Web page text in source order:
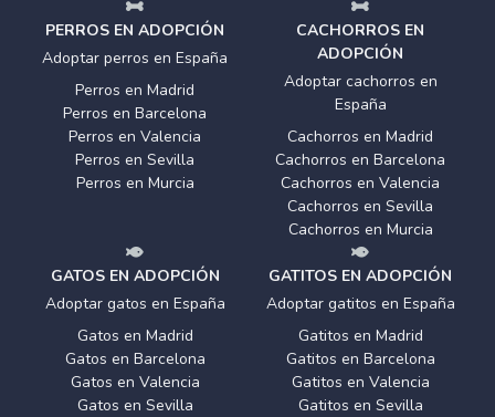
PERROS EN ADOPCIÓN
Adoptar perros en España
Perros en Madrid
Perros en Barcelona
Perros en Valencia
Perros en Sevilla
Perros en Murcia
CACHORROS EN
ADOPCIÓN
Adoptar cachorros en
España
Cachorros en Madrid
Cachorros en Barcelona
Cachorros en Valencia
Cachorros en Sevilla
Cachorros en Murcia
GATOS EN ADOPCIÓN
Adoptar gatos en España
Gatos en Madrid
Gatos en Barcelona
Gatos en Valencia
Gatos en Sevilla
GATITOS EN ADOPCIÓN
Adoptar gatitos en España
Gatitos en Madrid
Gatitos en Barcelona
Gatitos en Valencia
Gatitos en Sevilla